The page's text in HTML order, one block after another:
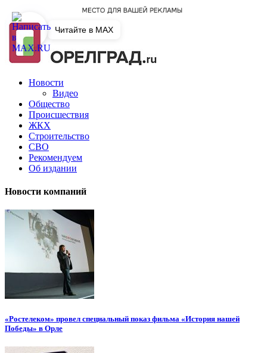
Новости
Видео
Общество
Происшествия
ЖКХ
Строительство
СВО
Рекомендуем
Об издании
Новости компаний
«Ростелеком» провел специальный показ фильма «История нашей
Победы» в Орле
Читайте в MAX